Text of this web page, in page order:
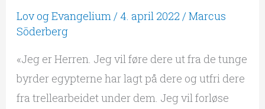
Lov og Evangelium/ 4. april 2022 /Marcus
Söderberg
«Jeg er Herren. Jeg vil føre dere ut fra de tunge
byrder egypterne har lagt på dere og utfri dere
fra trellearbeidet under dem. Jeg vil forløse